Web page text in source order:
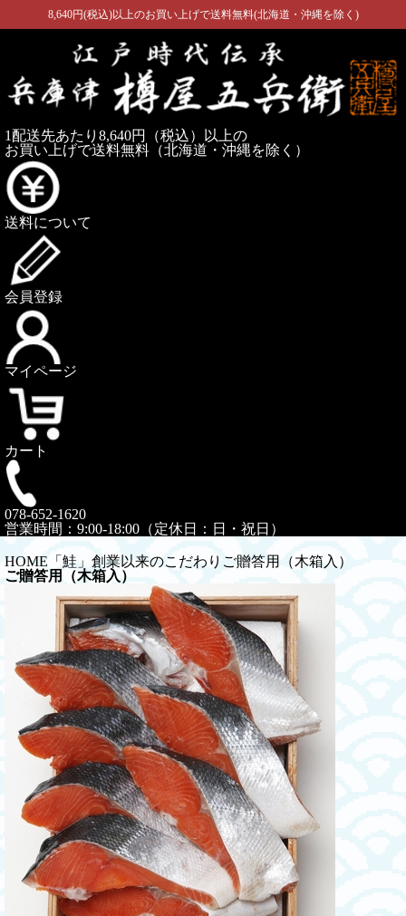
8,640円(税込)以上のお買い上げで送料無料(北海道・沖縄を除く)
1配送先あたり8,640円（税込）以上の
お買い上げで送料無料 （北海道・沖縄を除く）
送料について
会員登録
マイページ
カート
078-652-1620
営業時間：9:00-18:00（定休日：日・祝日）
HOME 「鮭」創業以来のこだわり ご贈答用（木箱入）
ご贈答用（木箱入）